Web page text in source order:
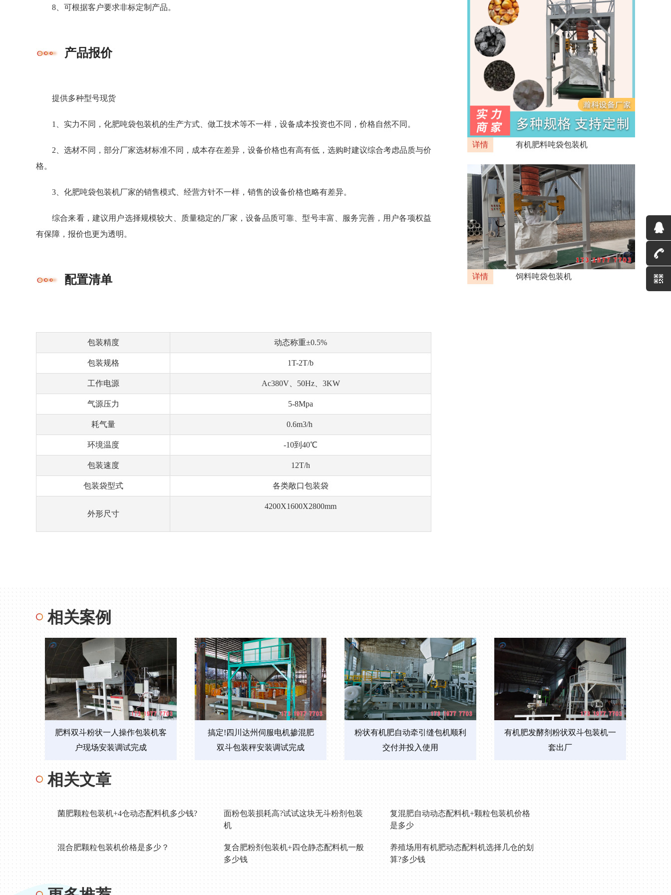
8、可根据客户要求非标定制产品。
产品报价
提供多种型号现货
1、实力不同，化肥吨袋包装机的生产方式、做工技术等不一样，设备成本投资也不同，价格自然不同。
2、选材不同，部分厂家选材标准不同，成本存在差异，设备价格也有高有低，选购时建议综合考虑品质与价
格。
3、化肥吨袋包装机厂家的销售模式、经营方针不一样，销售的设备价格也略有差异。
综合来看，建议用户选择规模较大、质量稳定的厂家，设备品质可靠、型号丰富、服务完善，用户各项权益
有保障，报价也更为透明。
配置清单
包装精度 动态称重±0.5%
包装规格 1T-2T/b
工作电源 Ac380V、50Hz、3KW
气源压力 5-8Mpa
耗气量 0.6m3/h
环境温度 -10到40℃
包装速度 12T/h
包装袋型式 各类敞口包装袋
外形尺寸
4200X1600X2800mm
详情 有机肥料吨袋包装机
详情 饲料吨袋包装机
相关案例
肥料双斗粉状一人操作包装机客
户现场安装调试完成
搞定!四川达州伺服电机掺混肥
双斗包装秤安装调试完成
粉状有机肥自动牵引缝包机顺利
交付并投入使用
有机肥发酵剂粉状双斗包装机一
套出厂
相关文章
菌肥颗粒包装机+4仓动态配料机多少钱?
面粉包装损耗高?试试这块无斗粉剂包装
机
复混肥自动动态配料机+颗粒包装机价格
是多少
混合肥颗粒包装机价格是多少？
复合肥粉剂包装机+四仓静态配料机一般
多少钱
养殖场用有机肥动态配料机选择几仓的划
算?多少钱
滕甘肃周先生
掺混肥需要什么定量包装设备？
2021-6-5 17:17:20